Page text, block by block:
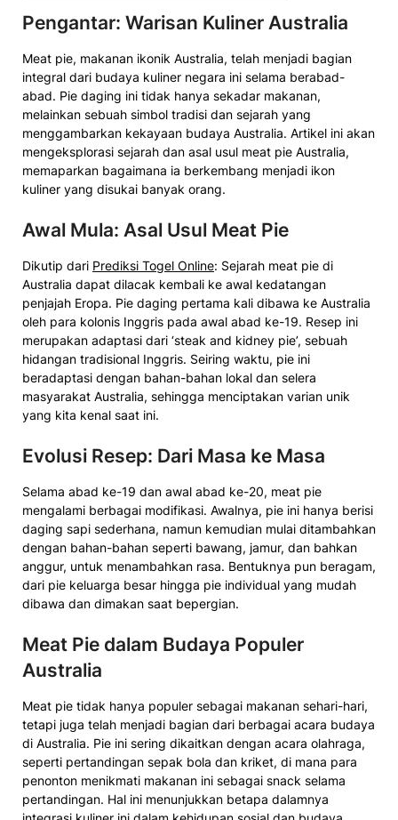
Pengantar: Warisan Kuliner Australia
Meat pie, makanan ikonik Australia, telah menjadi bagian
integral dari budaya kuliner negara ini selama berabad-
abad. Pie daging ini tidak hanya sekadar makanan,
melainkan sebuah simbol tradisi dan sejarah yang
menggambarkan kekayaan budaya Australia. Artikel ini akan
mengeksplorasi sejarah dan asal usul meat pie Australia,
memaparkan bagaimana ia berkembang menjadi ikon
kuliner yang disukai banyak orang.
Awal Mula: Asal Usul Meat Pie
Dikutip dari Prediksi Togel Online: Sejarah meat pie di
Australia dapat dilacak kembali ke awal kedatangan
penjajah Eropa. Pie daging pertama kali dibawa ke Australia
oleh para kolonis Inggris pada awal abad ke-19. Resep ini
merupakan adaptasi dari ‘steak and kidney pie’, sebuah
hidangan tradisional Inggris. Seiring waktu, pie ini
beradaptasi dengan bahan-bahan lokal dan selera
masyarakat Australia, sehingga menciptakan varian unik
yang kita kenal saat ini.
Evolusi Resep: Dari Masa ke Masa
Selama abad ke-19 dan awal abad ke-20, meat pie
mengalami berbagai modifikasi. Awalnya, pie ini hanya berisi
daging sapi sederhana, namun kemudian mulai ditambahkan
dengan bahan-bahan seperti bawang, jamur, dan bahkan
anggur, untuk menambahkan rasa. Bentuknya pun beragam,
dari pie keluarga besar hingga pie individual yang mudah
dibawa dan dimakan saat bepergian.
Meat Pie dalam Budaya Populer
Australia
Meat pie tidak hanya populer sebagai makanan sehari-hari,
tetapi juga telah menjadi bagian dari berbagai acara budaya
di Australia. Pie ini sering dikaitkan dengan acara olahraga,
seperti pertandingan sepak bola dan kriket, di mana para
penonton menikmati makanan ini sebagai snack selama
pertandingan. Hal ini menunjukkan betapa dalamnya